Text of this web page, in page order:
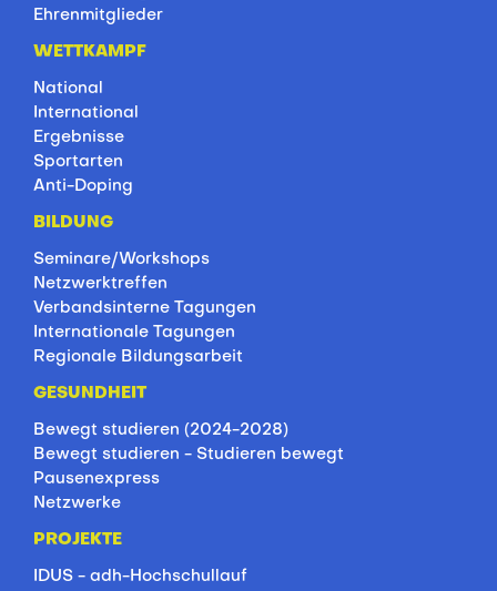
Ehrenmitglieder
WETTKAMPF
National
International
Ergebnisse
Sportarten
Anti-Doping
BILDUNG
Seminare/Workshops
Netzwerktreffen
Verbandsinterne Tagungen
Internationale Tagungen
Regionale Bildungsarbeit
GESUNDHEIT
Bewegt studieren (2024-2028)
Bewegt studieren - Studieren bewegt
Pausenexpress
Netzwerke
PROJEKTE
IDUS - adh-Hochschullauf